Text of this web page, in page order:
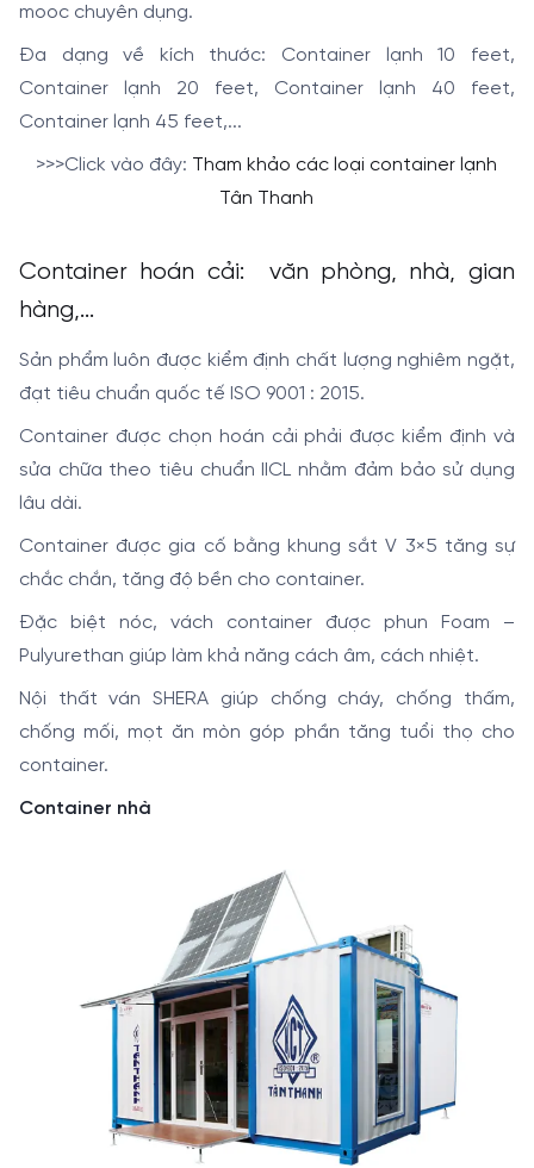
mooc chuyên dụng.
Đa dạng về kích thước: Container lạnh 10 feet,
Container lạnh 20 feet, Container lạnh 40 feet,
Container lạnh 45 feet,...
>>>Click vào đây: Tham khảo các loại container lạnh
Tân Thanh
Container hoán cải: văn phòng, nhà, gian
hàng,...
Sản phẩm luôn được kiểm định chất lượng nghiêm ngặt,
đạt tiêu chuẩn quốc tế ISO 9001 : 2015.
Container được chọn hoán cải phải được kiểm định và
sửa chữa theo tiêu chuẩn IICL nhằm đảm bảo sử dụng
lâu dài.
Container được gia cố bằng khung sắt V 3×5 tăng sự
chắc chắn, tăng độ bền cho container.
Đặc biệt nóc, vách container được phun Foam –
Pulyurethan giúp làm khả năng cách âm, cách nhiệt.
Nội thất ván SHERA giúp chống cháy, chống thấm,
chống mối, mọt ăn mòn góp phần tăng tuổi thọ cho
container.
Container nhà